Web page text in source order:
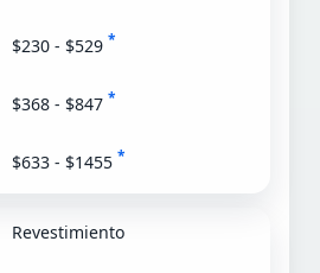
$230 - $529 *
$368 - $847 *
$633 - $1455 *
Revestimiento